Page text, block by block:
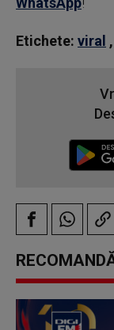
Etichete: viral ,